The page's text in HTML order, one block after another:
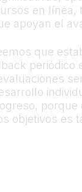
en línea,
apoyan el
que
periódico
porque
objetivos es